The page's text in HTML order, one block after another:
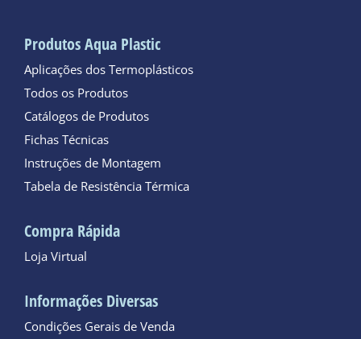
Produtos Aqua Plastic
Aplicações dos Termoplásticos
Todos os Produtos
Catálogos de Produtos
Fichas Técnicas
Instruções de Montagem
Tabela de Resistência Térmica
Compra Rápida
Loja Virtual
Informações Diversas
Condições Gerais de Venda